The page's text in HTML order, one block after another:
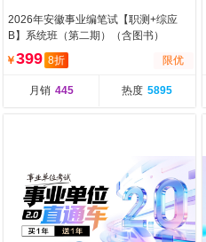
2026年安徽事业编笔试【职测+综应
B】系统班（第二期）（含图书）
￥399 8折 限优
月销 445 热度 5895